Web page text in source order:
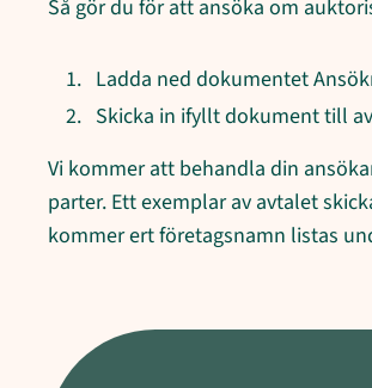
Så gör du för att ansöka om
Ladda ned dokumentet
Skicka in ifyllt dokument till
Vi kommer att behandla din
parter. Ett exemplar av avtalet
kommer ert företagsnamn listas